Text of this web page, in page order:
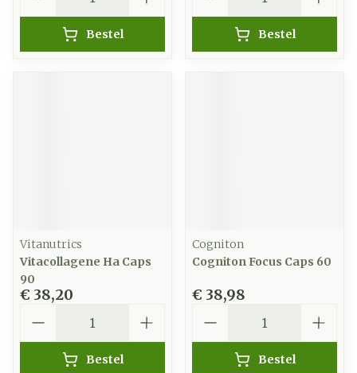
Bestel Bestel
Vitanutrics
Vitacollagene Ha Caps
90
€ 38,20
Bestel
Cogniton
Cogniton Focus Caps 60
€ 38,98
Bestel